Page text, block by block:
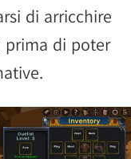
di arricchire
di poter